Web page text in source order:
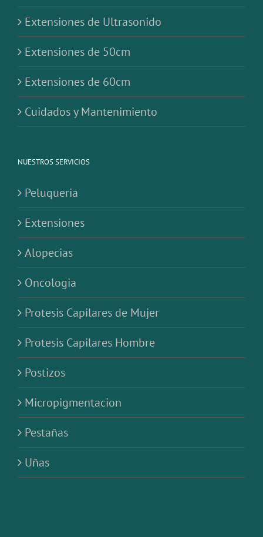
Extensiones de Ultrasonido
Extensiones de 50cm
Extensiones de 60cm
Cuidados y Mantenimiento
NUESTROS SERVICIOS
Peluqueria
Extensiones
Alopecias
Oncologia
Protesis Capilares de Mujer
Protesis Capilares Hombre
Postizos
Micropigmentacion
Pestañas
Uñas